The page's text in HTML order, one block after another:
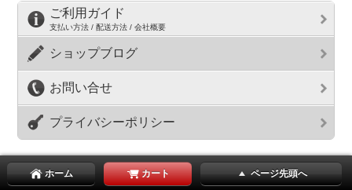
ご利用ガイド
支払い方法 / 配送方法 / 会社概要
ショップブログ
お問い合せ
プライバシーポリシー
ホーム カート ページ先頭へ